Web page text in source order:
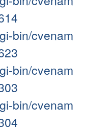
bin/cvenam
bin/cvenam
bin/cvenam